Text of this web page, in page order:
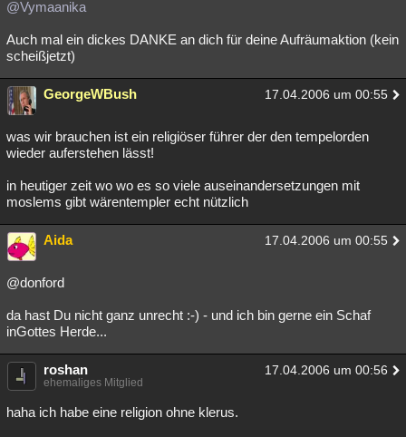
@Vymaanika
Auch mal ein dickes DANKE an dich für deine Aufräumaktion (kein
scheißjetzt)
GeorgeWBush 17.04.2006 um 00:55
was wir brauchen ist ein religiöser führer der den tempelorden
wieder auferstehen lässt!
in heutiger zeit wo wo es so viele auseinandersetzungen mit
moslems gibt wärentempler echt nützlich
Aida 17.04.2006 um 00:55
@donford
da hast Du nicht ganz unrecht :-) - und ich bin gerne ein Schaf
inGottes Herde...
roshan 17.04.2006 um 00:56
ehemaliges Mitglied
haha ich habe eine religion ohne klerus.